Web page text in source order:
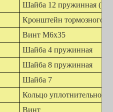
Шайба 12 пружинная
Кронштейн тормозного
Винт М6х35
Шайба 4 пружинная
Шайба 8 пружинная
Шайба 7
Кольцо уплотнительное
Винт